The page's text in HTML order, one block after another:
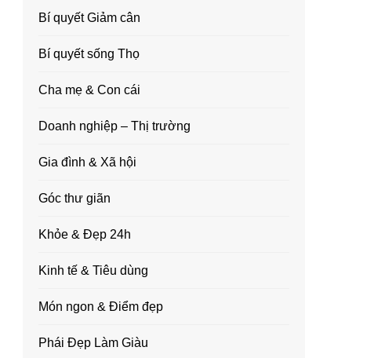
Bí quyết Giảm cân
Bí quyết sống Thọ
Cha mẹ & Con cái
Doanh nghiệp – Thị trường
Gia đình & Xã hội
Góc thư giãn
Khỏe & Đẹp 24h
Kinh tế & Tiêu dùng
Món ngon & Điểm đẹp
Phái Đẹp Làm Giàu